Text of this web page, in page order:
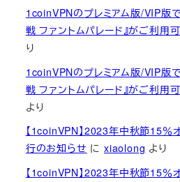
1coinVPNのプレミアム版/VIP版
戦 ファントムパレード』がご利用
り
1coinVPNのプレミアム版/VIP版
戦 ファントムパレード』がご利用
より
【1coinVPN】2023年中秋節15％
行のお知らせ にxiaolong より
【1coinVPN】2023年中秋節15％